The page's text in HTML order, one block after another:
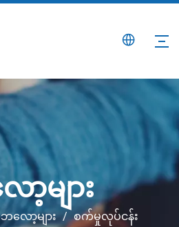
ာ့များ
ဘလော့များ / စက်မှုလုပ်ငန်း